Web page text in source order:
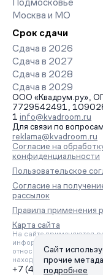
Подмосковье
Москва и МО
Срок сдачи
Сдача в 2026
Сдача в 2027
Сдача в 2028
Сдача в 2029
ООО «Квадрум.ру»,
7729542491, 109028,
1 info@kvadroom.ru
Для связи по
reklama@kvadroom.ru
Согласие на
конфиденциальности
Пользовательское
Согласие на
рассылок
Правила применения
Карта сайта
На сайте применяются
информации на основе
относящихся к
находящихся на
+7 (495) 157-88-80
Сайт
прочие
подробнее